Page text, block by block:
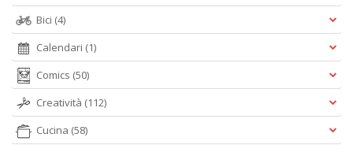
Bici (4)
Calendari (1)
Comics (50)
Creatività (112)
Cucina (58)